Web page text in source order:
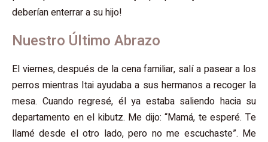
deberían enterrar a su hijo!
Nuestro Último Abrazo
El viernes, después de la cena familiar, salí a pasear a los
perros mientras Itai ayudaba a sus hermanos a recoger la
mesa. Cuando regresé, él ya estaba saliendo hacia su
departamento en el kibutz. Me dijo: “Mamá, te esperé. Te
llamé desde el otro lado, pero no me escuchaste”. Me